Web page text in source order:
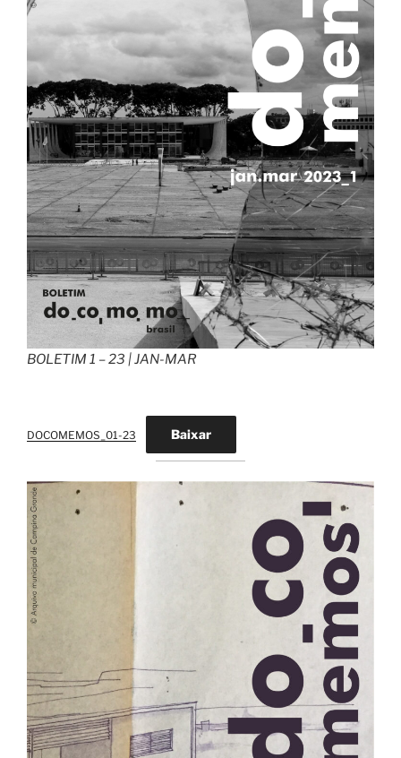
BOLETIM 1 – 23 | JAN-MAR
DOCOMEMOS_01-23 Baixar